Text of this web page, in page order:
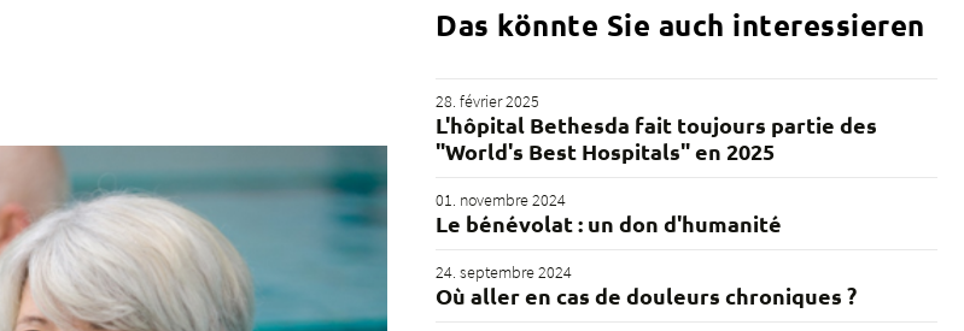
Das könnte Sie auch interessieren
28. février 2025
L'hôpital Bethesda fait toujours partie des
"World's Best Hospitals" en 2025
01. novembre 2024
Le bénévolat : un don d'humanité
24. septembre 2024
Où aller en cas de douleurs chroniques ?